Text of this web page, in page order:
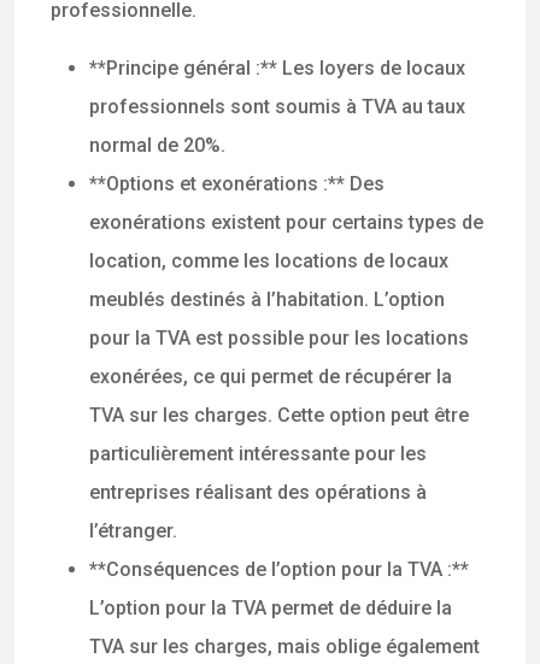
professionnelle.
**Principe général :** Les loyers de locaux
professionnels sont soumis à TVA au taux
normal de 20%.
**Options et exonérations :** Des
exonérations existent pour certains types de
location, comme les locations de locaux
meublés destinés à l’habitation. L’option
pour la TVA est possible pour les locations
exonérées, ce qui permet de récupérer la
TVA sur les charges. Cette option peut être
particulièrement intéressante pour les
entreprises réalisant des opérations à
l’étranger.
**Conséquences de l’option pour la TVA :**
L’option pour la TVA permet de déduire la
TVA sur les charges, mais oblige également